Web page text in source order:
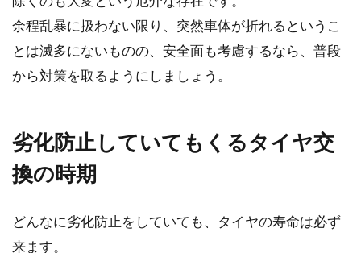
余程乱暴に扱わない限り、突然車体が折れるというこ
とは滅多にないものの、安全面も考慮するなら、普段
から対策を取るようにしましょう。
劣化防止していてもくるタイヤ交
換の時期
どんなに劣化防止をしていても、タイヤの寿命は必ず
来ます。